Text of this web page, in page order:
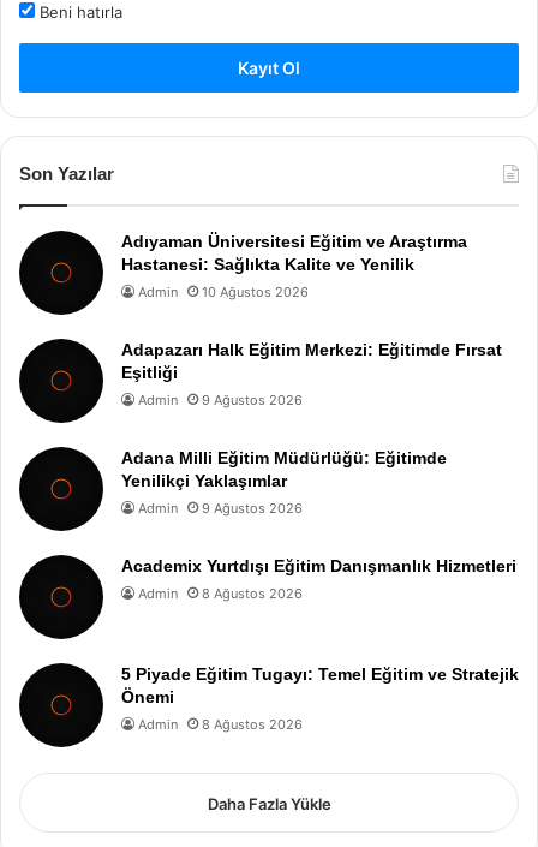
Beni hatırla
Kayıt Ol
Son Yazılar
Adıyaman Üniversitesi Eğitim ve Araştırma
Hastanesi: Sağlıkta Kalite ve Yenilik
Admin 10 Ağustos 2026
Adapazarı Halk Eğitim Merkezi: Eğitimde Fırsat
Eşitliği
Admin 9 Ağustos 2026
Adana Milli Eğitim Müdürlüğü: Eğitimde
Yenilikçi Yaklaşımlar
Admin 9 Ağustos 2026
Academix Yurtdışı Eğitim Danışmanlık Hizmetleri
Admin 8 Ağustos 2026
5 Piyade Eğitim Tugayı: Temel Eğitim ve Stratejik
Önemi
Admin 8 Ağustos 2026
Daha Fazla Yükle